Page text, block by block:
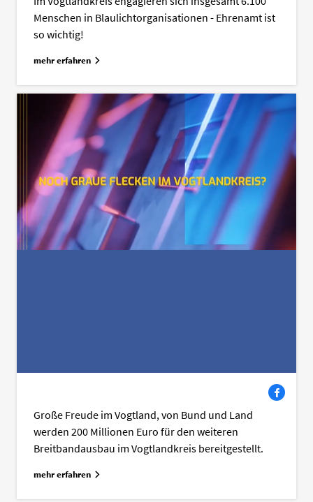
Menschen in Blaulichtorganisationen - Ehrenamt ist
so wichtig!
mehr erfahren
Facebook
Große Freude im Vogtland, von Bund und Land
werden 200 Millionen Euro für den weiteren
Breitbandausbau im Vogtlandkreis bereitgestellt.
mehr erfahren